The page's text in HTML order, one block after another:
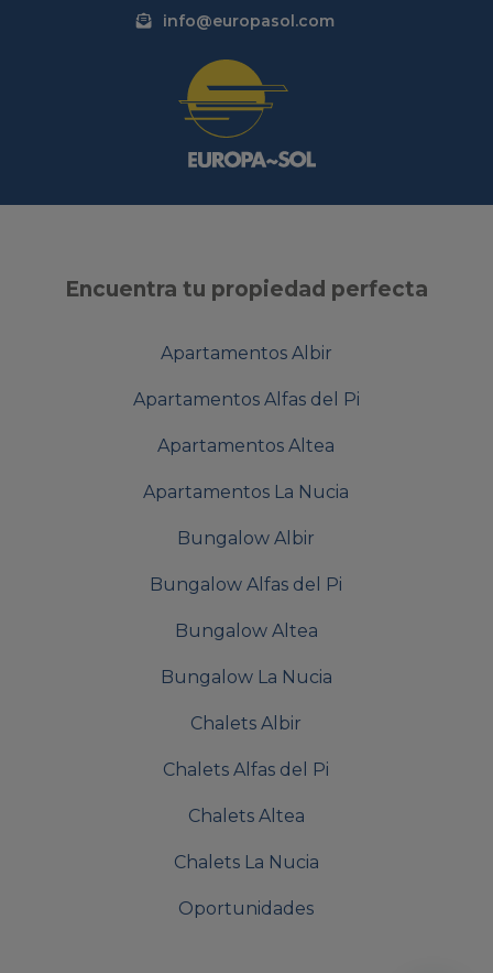
info@europasol.com
Encuentra tu propiedad perfecta
Apartamentos Albir
Apartamentos Alfas del Pi
Apartamentos Altea
Apartamentos La Nucia
Bungalow Albir
Bungalow Alfas del Pi
Bungalow Altea
Bungalow La Nucia
Chalets Albir
Chalets Alfas del Pi
Chalets Altea
Chalets La Nucia
Oportunidades